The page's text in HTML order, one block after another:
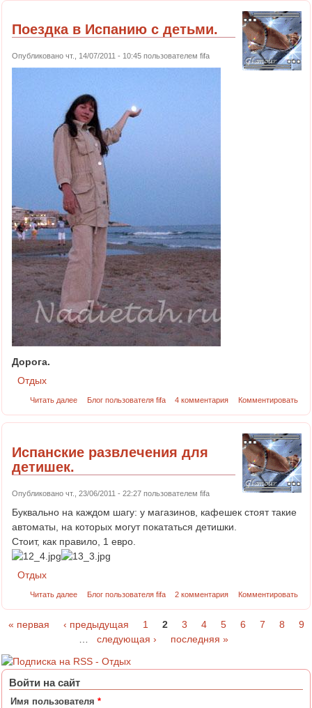
Поездка в Испанию с детьми.
Опубликовано чт., 14/07/2011 - 10:45 пользователем fifa
Дорога.
Отдых
Читать далее Блог пользователя fifa 4 комментария Комментировать
Испанские развлечения для
детишек.
Опубликовано чт., 23/06/2011 - 22:27 пользователем fifa
Буквально на каждом шагу: у магазинов, кафешек стоят такие
автоматы, на которых могут покататься детишки.
Стоит, как правило, 1 евро.
Отдых
Читать далее Блог пользователя fifa 2 комментария Комментировать
« первая ‹ предыдущая 1 2 3 4 5 6 7 8
9
следующая › последняя »
Войти на сайт
Имя пользователя *